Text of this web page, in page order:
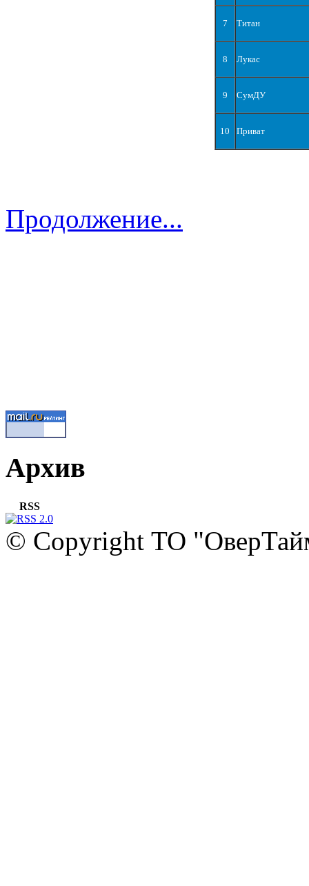
7 Титан
8 Лукас
9 СумДУ
10 Приват
Продолжение...
Архив
RSS
© Copyright ТО